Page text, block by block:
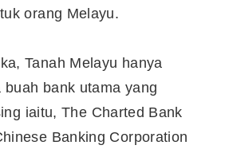
orang Melayu.
Tanah Melayu hanya
buah bank utama yang
iaitu, The Charted Bank
Banking Corporation